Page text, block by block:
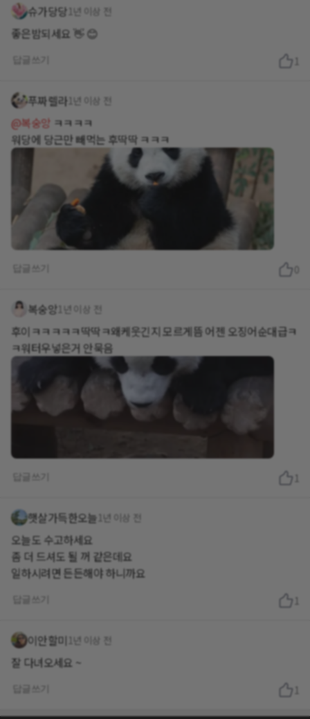
슈가당당 1년 이상 전
좋은밤되세요 👋 😊
1
푸짜렐라1년 이상 전
@복숭앙 ㅋㅋㅋㅋ
워당에 당근만 빼먹는 후딱딱 ㅋㅋㅋ
복숭앙1년 이상 전
후이ㅋㅋㅋㅋㅋ딱딱ㅋ왜케웃긴지 모르게뜸 어젠 오징어순대급ㅋ
ㅋ워터우넣은거 안묵음
1
햇살가득한오늘 1년 이상 전
오늘도 수고하세요
좀 더 드셔도 될 꺼 같은데요
일하시려면 든든해야 하니까요
1
이안할미 1년 이상 전
잘 다녀오세요 ~
1